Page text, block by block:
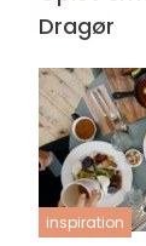
Dragør
inspiration